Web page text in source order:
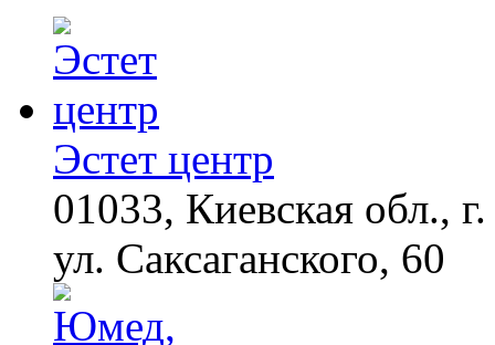
Ролик из Омска: вы
Эстет центр
01033, Киевская обл.,
ул. Саксаганского, 60